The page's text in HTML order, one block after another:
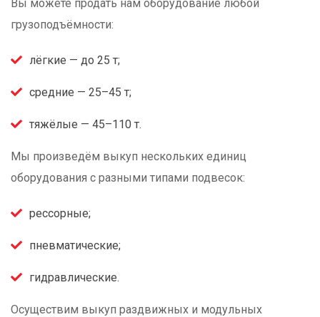
Вы можете продать нам оборудование любой
грузоподъёмности:
лёгкие — до 25 т;
средние — 25–45 т;
тяжёлые — 45–110 т.
Мы произведём выкуп нескольких единиц
оборудования с разными типами подвесок:
рессорные;
пневматические;
гидравлические.
Осуществим выкуп раздвижных и модульных